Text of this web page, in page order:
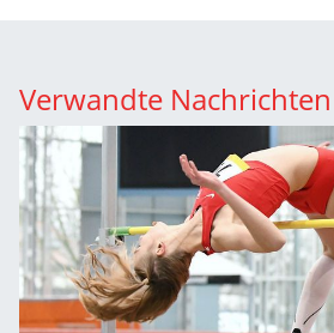
Verwandte Nachrichten